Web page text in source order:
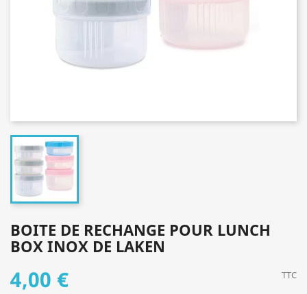
BOITE DE RECHANGE POUR LUNCH
BOX INOX DE LAKEN
4,00 € TTC